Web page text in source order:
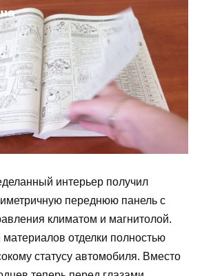
интерьер получил
переднюю панель с
климатом и магнитолой.
материалов отделки полностью
статусу автомобиля. Вместо